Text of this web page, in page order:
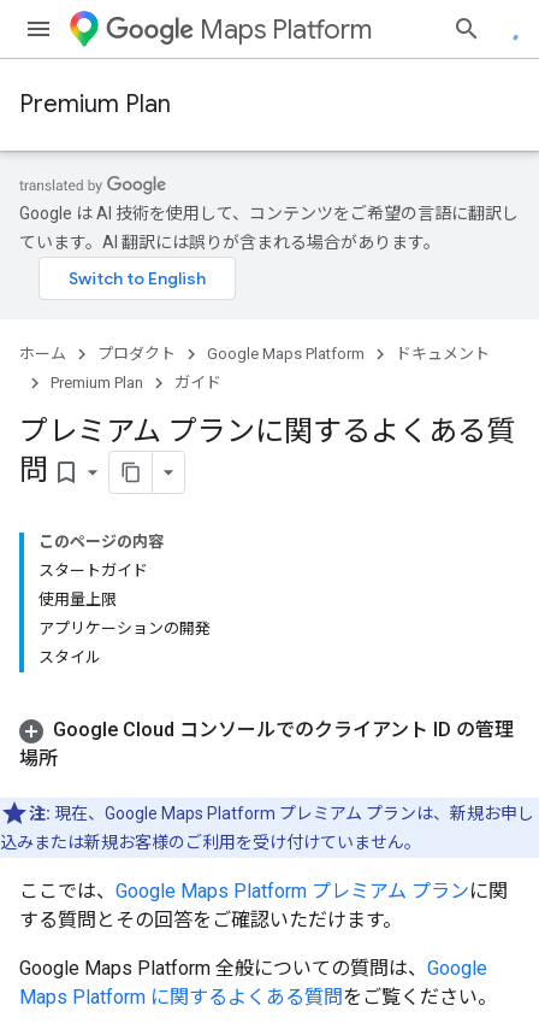
Maps Platform
Premium Plan
Google は AI 技術を使用して、コンテンツをご希望の言語に翻訳し
ています。AI 翻訳には誤りが含まれる場合があります。
ホーム プロダクト Google Maps Platform
ドキュメント
Premium Plan
ガイド
プレミアム プランに関するよくある質
問 bookmark_border
このページの内容
スタートガイド
使用量上限
アプリケーションの開発
スタイル
Google Cloud コンソールでのクライアント ID の管理
場所
注: 現在、Google Maps Platform プレミアム プランは、新規お申し
込みまたは新規お客様のご利用を受け付けていません。
ここでは、 Google Maps Platform プレミアム プランに関
する質問とその回答をご確認いただけます。
Google Maps Platform 全般についての質問は、 Google
Maps Platform に関するよくある質問をご覧ください。